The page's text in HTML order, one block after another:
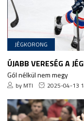
JÉGKORONG
ÚJABB VERESÉG A
Gól nélkül nem megy
by MTI 2025-04-13